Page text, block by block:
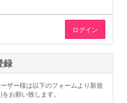
録
ザー様は以下のフォームより新規
お願い致します。